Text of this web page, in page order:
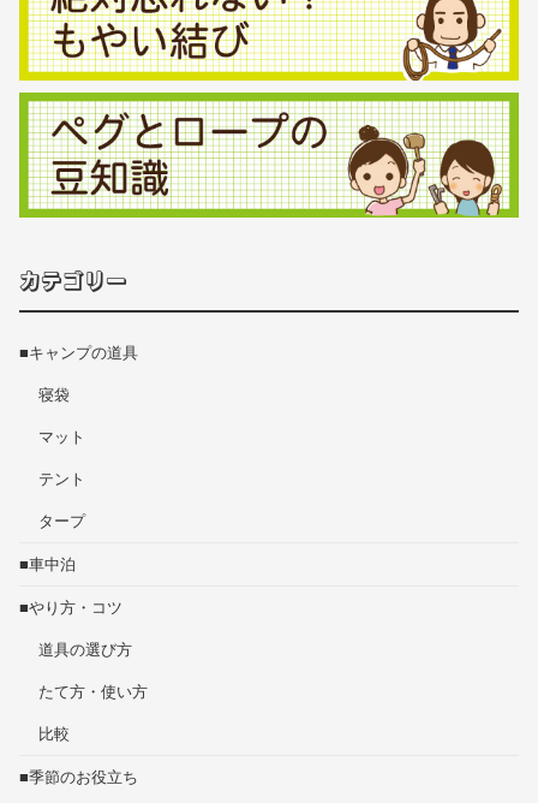
カテゴリー
■キャンプの道具
寝袋
マット
テント
タープ
■車中泊
■やり方・コツ
道具の選び方
たて方・使い方
比較
■季節のお役立ち